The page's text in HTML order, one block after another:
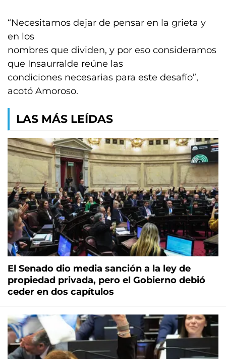
“Necesitamos dejar de pensar en la grieta y
en los
nombres que dividen, y por eso consideramos
que Insaurralde reúne las
condiciones necesarias para este desafío”,
acotó Amoroso.
LAS MÁS LEÍDAS
El Senado dio media sanción a la ley de
propiedad privada, pero el Gobierno debió
ceder en dos capítulos